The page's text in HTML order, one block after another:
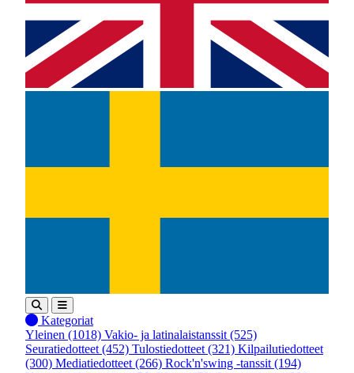
Kategoriat
Yleinen (1018) Vakio- ja latinalaistanssit (525)
Seuratiedotteet (452) Tulostiedotteet (321) Kilpailutiedotteet
(300) Mediatiedotteet (266) Rock'n'swing -tanssit (194)